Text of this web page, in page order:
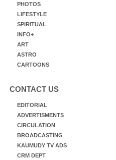
PHOTOS
LIFESTYLE
SPIRITUAL
INFO+
ART
ASTRO
CARTOONS
CONTACT US
EDITORIAL
ADVERTISMENTS
CIRCULATION
BROADCASTING
KAUMUDY TV ADS
CRM DEPT